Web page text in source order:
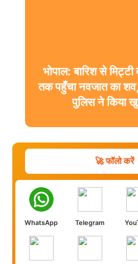
भोपाल: बारिश से
तक पहुँचा नवजात का
पुलिस ने किया
रतलाम के सिंदुरकिया
सनसनीखेज पर्दाफाश: 6
रंजिश में दोस्त ने चाकू से
🚀 फॉलो करें
WhatsApp Telegram